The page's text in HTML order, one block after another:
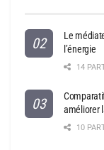
Le
l’énergie
14
améliorer
10